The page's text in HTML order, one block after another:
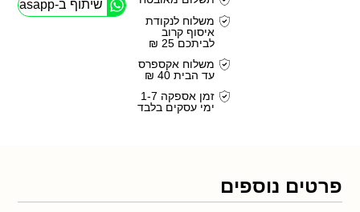
משלוח לנקודת
איסוף קרוב
לביתכם 25 ₪
משלוח אקספרס
עד הבית 40 ₪
זמן אספקה 1-7
ימי עסקים בלבד
שיתוף ב-Whasapp
פרטים נוספים